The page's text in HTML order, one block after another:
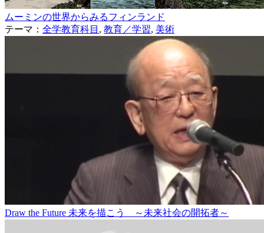
ムーミンの世界からみるフィンランド
テーマ： 全学教育科目 , 教育／学習, 美術
Draw the Future 未来を描こう ～未来社会の開拓者～